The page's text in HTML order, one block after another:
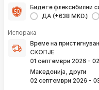
Бидете флексибилни
ДА (+638 MKD.)
Испорака
Време на
СКОПЈЕ
01 септември 2026 -
Македонија, други
02 септември 2026 -
Време на
моментот кога е
нарачка и
добивате преку е-
Ако нарачката е
пристигнува во
Постојано ќе Ве